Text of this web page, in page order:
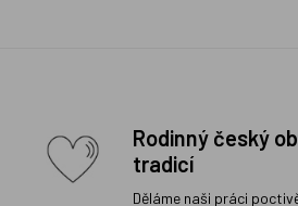
Rodinný český
tradicí
Děláme naši práci